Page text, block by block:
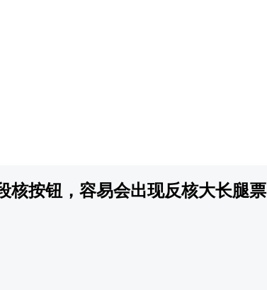
核按钮，容易会出现反核大长腿票